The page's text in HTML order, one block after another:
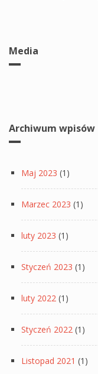
Media
Archiwum wpisów
Maj 2023 (1)
Marzec 2023 (1)
luty 2023 (1)
Styczeń 2023 (1)
luty 2022 (1)
Styczeń 2022 (1)
Listopad 2021 (1)